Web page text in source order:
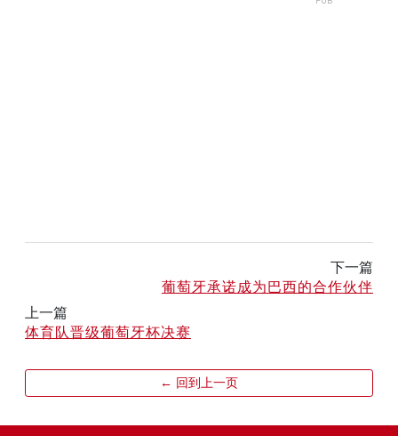
下一篇
葡萄牙承诺成为巴西的合作伙伴
上一篇
体育队晋级葡萄牙杯决赛
← 回到上一页